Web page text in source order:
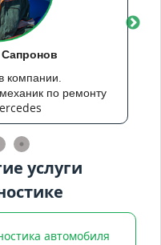
компании.
по ремонту
услуги
автомобиля